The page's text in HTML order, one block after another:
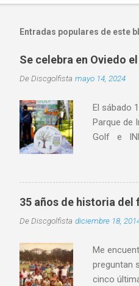
Entradas populares de este
Se celebra en Oviedo
DeDiscgolfista mayo 14, 2024
El sábado
Parque de
Golf e
destacó la
distintos .
entorno
física
35 años de historia del
DeDiscgolfista diciembre 18,
Me
preguntan
cinco